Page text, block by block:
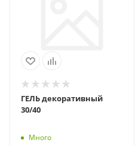
ГЕЛЬ декоративный
30/40
Много